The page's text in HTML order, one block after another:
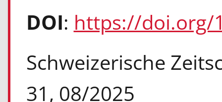
DOI: https://doi.org/
Schweizerische
31, 08/2025